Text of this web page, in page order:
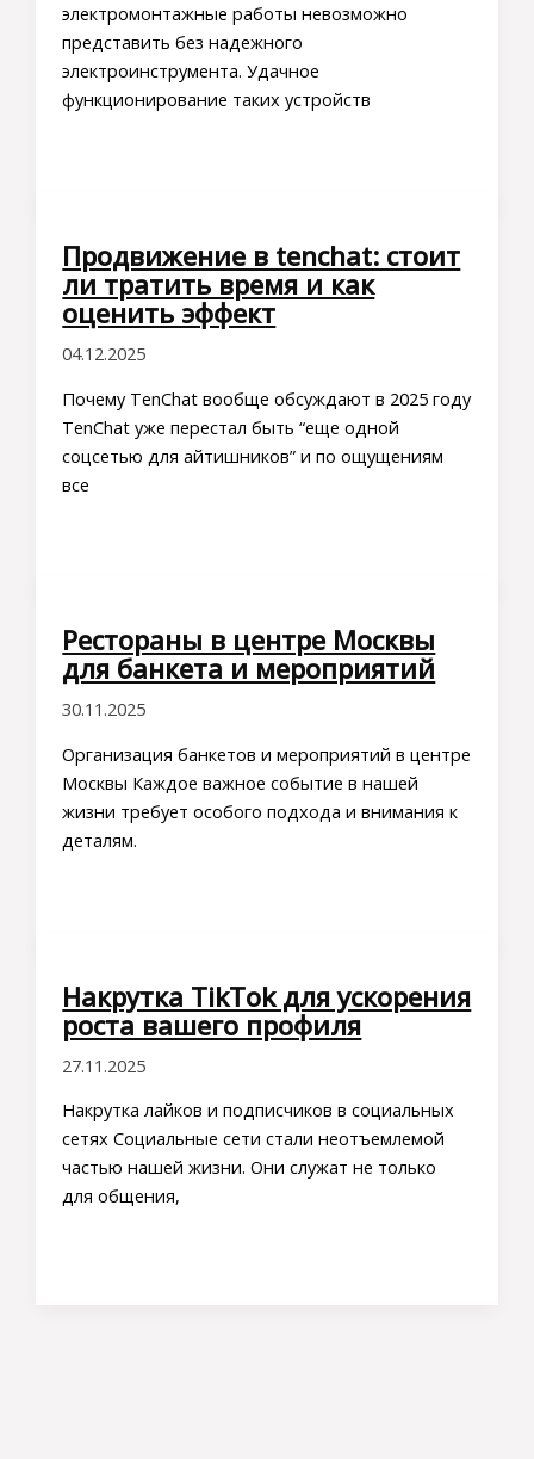
электромонтажные работы невозможно
представить без надежного
электроинструмента. Удачное
функционирование таких устройств
Продвижение в tenchat: стоит
ли тратить время и как
оценить эффект
04.12.2025
Почему TenChat вообще обсуждают в 2025 году
TenChat уже перестал быть “еще одной
соцсетью для айтишников” и по ощущениям
все
Рестораны в центре Москвы
для банкета и мероприятий
30.11.2025
Организация банкетов и мероприятий в центре
Москвы Каждое важное событие в нашей
жизни требует особого подхода и внимания к
деталям.
Накрутка TikTok для ускорения
роста вашего профиля
27.11.2025
Накрутка лайков и подписчиков в социальных
сетях Социальные сети стали неотъемлемой
частью нашей жизни. Они служат не только
для общения,